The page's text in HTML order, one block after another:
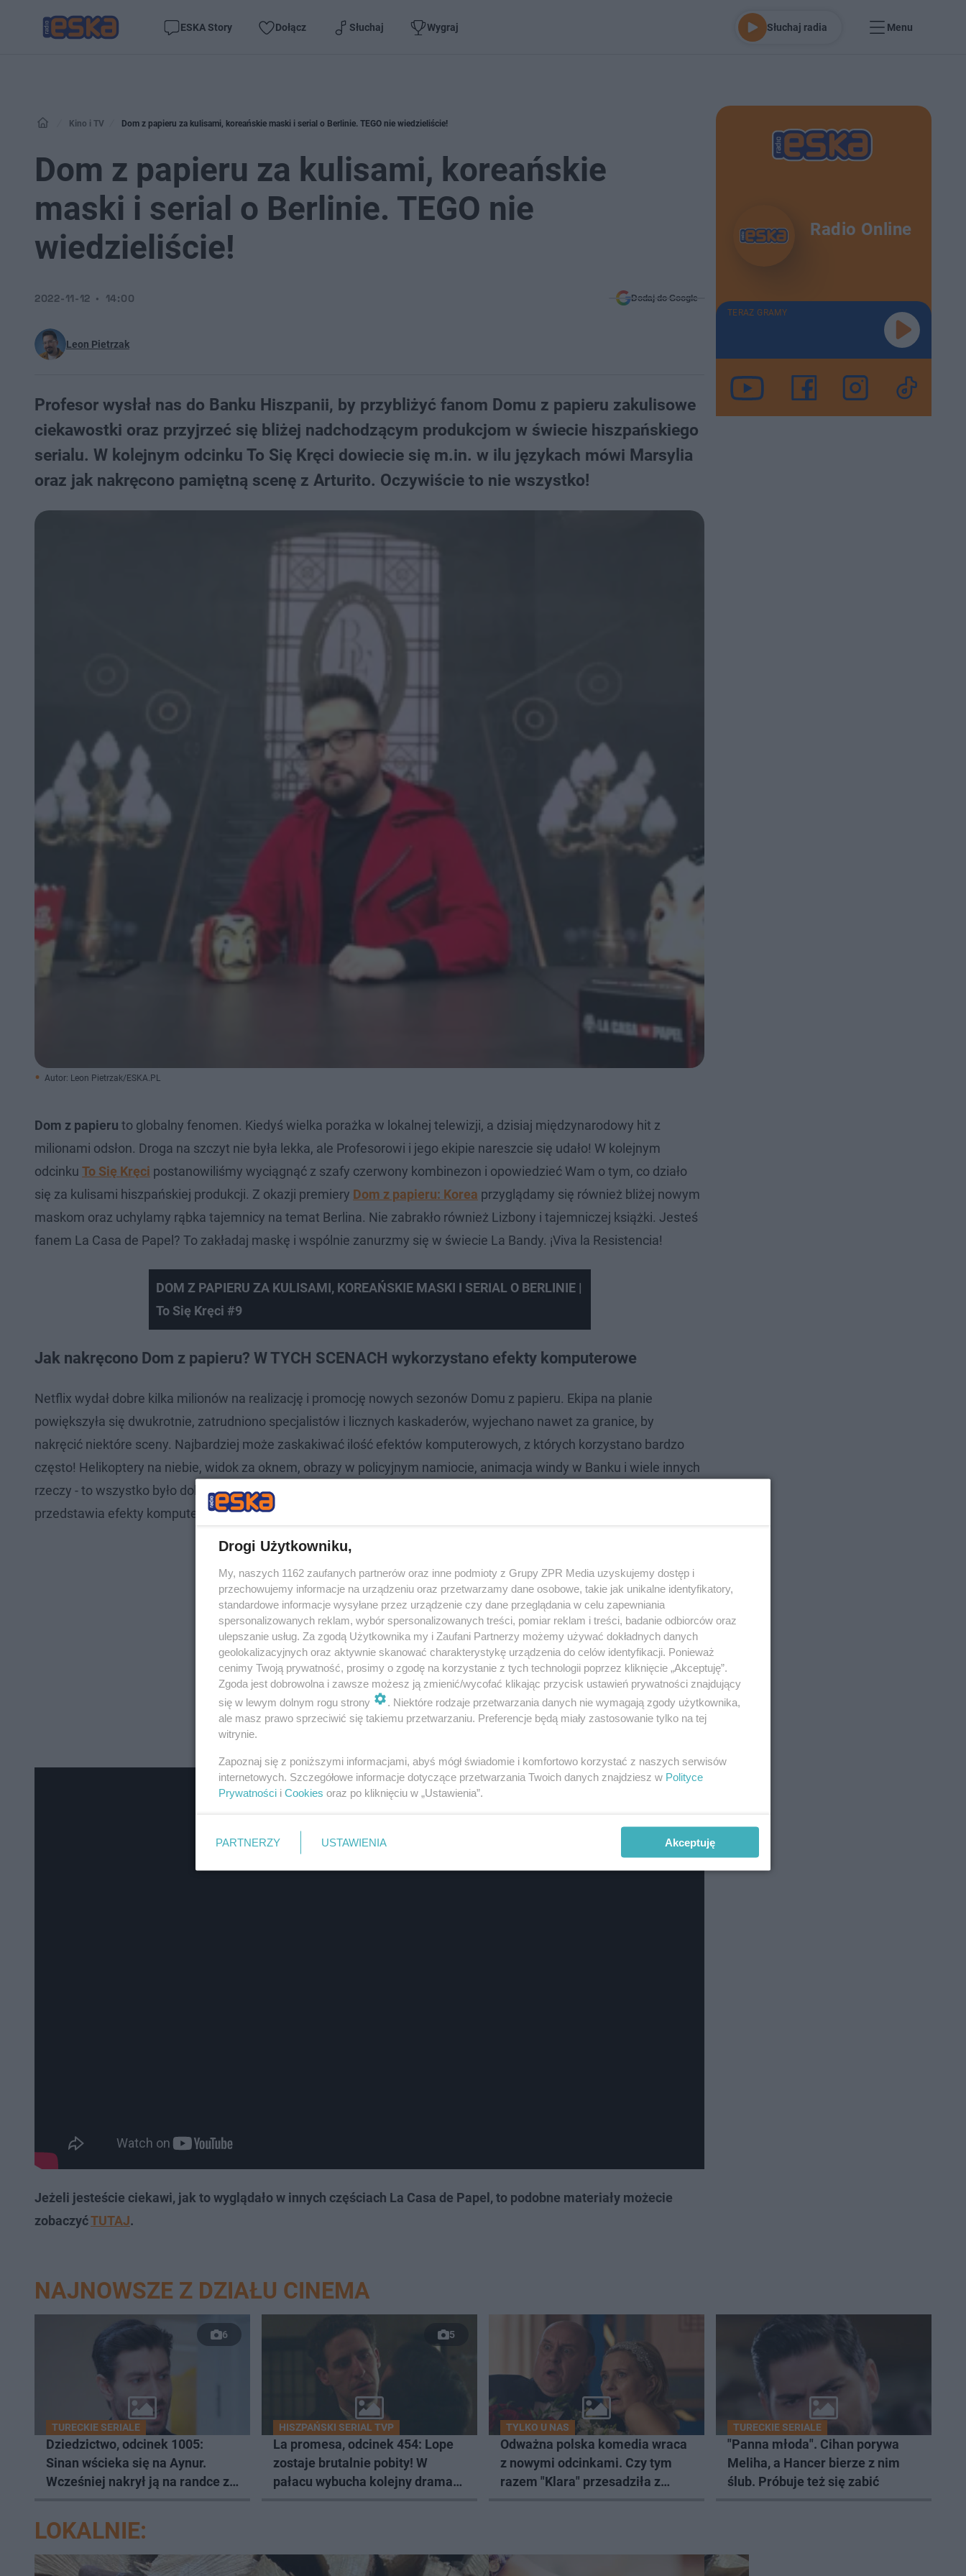
ESKA Story Dołącz Słuchaj Wygraj Słuchaj radia Menu
Kino i TV Dom z papieru za kulisami, koreańskie maski i serial o Berlinie. TEGO nie wiedzieliście!
Dom z papieru za kulisami, koreańskie
maski i serial o Berlinie. TEGO nie
wiedzieliście!
Leon Pietrzak
2022-11-12 14:00 Dodaj do Google
Profesor wysłał nas do Banku Hiszpanii, by przybliżyć fanom Domu z papieru zakulisowe
ciekawostki oraz przyjrzeć się bliżej nadchodzącym produkcjom w świecie hiszpańskiego
serialu. W kolejnym odcinku To Się Kręci dowiecie się m.in. w ilu językach mówi Marsylia
oraz jak nakręcono pamiętną scenę z Arturito. Oczywiście to nie wszystko!
Autor: Leon Pietrzak/ESKA.PL
Dom z papieru to globalny fenomen. Kiedyś wielka porażka w lokalnej telewizji, a dzisiaj międzynarodowy hit z
milionami odsłon. Droga na szczyt nie była lekka, ale Profesorowi i jego ekipie nareszcie się udało! W kolejnym
odcinku To Się Kręci postanowiliśmy wyciągnąć z szafy czerwony kombinezon i opowiedzieć Wam o tym, co działo
się za kulisami hiszpańskiej produkcji. Z okazji premiery Dom z papieru: Korea przyglądamy się również bliżej nowym
maskom oraz uchylamy rąbka tajemnicy na temat Berlina. Nie zabrakło również Lizbony i tajemniczej książki. Jesteś
fanem La Casa de Papel? To zakładaj maskę i wspólnie zanurzmy się w świecie La Bandy. ¡Viva la Resistencia!
DOM Z PAPIERU ZA KULISAMI, KOREAŃSKIE MASKI I SERIAL O BERLINIE |
To Się Kręci #9
Jak nakręcono Dom z papieru? W TYCH SCENACH wykorzystano efekty komputerowe
Netflix wydał dobre kilka milionów na realizację i promocję nowych sezonów Domu z papieru. Ekipa na planie
powiększyła się dwukrotnie, zatrudniono specjalistów i licznych kaskaderów, wyjechano nawet za granice, by
nakręcić niektóre sceny. Najbardziej może zaskakiwać ilość efektów komputerowych, z których korzystano bardzo
często! Helikoptery na niebie, widok za oknem, obrazy w policyjnym namiocie, animacja windy w Banku i wiele innych
rzeczy - to wszystko było dokładane w postprodukcji. Poniżej możecie zobaczyć dodatkowy materiał, który
przedstawia efekty komputerowe PRZED i PO z 5. sezonu Domu z papieru.
Jeżeli jesteście ciekawi, jak to wyglądało w innych częściach La Casa de Papel, to podobne materiały możecie
zobaczyćTUTAJ.
Radio Online
TERAZ GRAMY
NAJNOWSZE Z DZIAŁU CINEMA
6
TURECKIE SERIALE
Dziedzictwo, odcinek 1005:
Sinan wścieka się na Aynur.
Wcześniej nakrył ją na randce z
5
HISZPAŃSKI SERIAL TVP
La promesa, odcinek 454: Lope
zostaje brutalnie pobity! W
pałacu wybucha kolejny dramat
TYLKO U NAS
Odważna polska komedia wraca
z nowymi odcinkami. Czy tym
razem "Klara" przesadziła z
TURECKIE SERIALE
"Panna młoda". Cihan porywa
Meliha, a Hancer bierze z nim
ślub. Próbuje też się zabić
LOKALNIE:
Drogi Użytkowniku,
My, naszych 1162 zaufanych partnerów oraz inne podmioty z Grupy ZPR Media uzyskujemy dostęp i
przechowujemy informacje na urządzeniu oraz przetwarzamy dane osobowe, takie jak unikalne identyfikatory,
standardowe informacje wysyłane przez urządzenie czy dane przeglądania w celu zapewniania
spersonalizowanych reklam, wybór spersonalizowanych treści, pomiar reklam i treści, badanie odbiorców oraz
ulepszanie usług. Za zgodą Użytkownika my i Zaufani Partnerzy możemy używać dokładnych danych
geolokalizacyjnych oraz aktywnie skanować charakterystykę urządzenia do celów identyfikacji. Ponieważ
cenimy Twoją prywatność, prosimy o zgodę na korzystanie z tych technologii poprzez kliknięcie „Akceptuję”.
Zgoda jest dobrowolna i zawsze możesz ją zmienić/wycofać klikając przycisk ustawień prywatności znajdujący
się w lewym dolnym rogu strony
. Niektóre rodzaje przetwarzania danych nie wymagają zgody użytkownika,
ale masz prawo sprzeciwić się takiemu przetwarzaniu. Preferencje będą miały zastosowanie tylko na tej
witrynie.
Zapoznaj się z poniższymi informacjami, abyś mógł świadomie i komfortowo korzystać z naszych serwisów
internetowych. Szczegółowe informacje dotyczące przetwarzania Twoich danych znajdziesz w Polityce
Prywatności i Cookies oraz po kliknięciu w „Ustawienia”.
PARTNERZY USTAWIENIA Akceptuję